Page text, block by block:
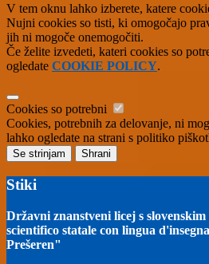
V tem oknu lahko izberete, katere
Nujni cookies so tisti, ki omogočajo
jih ni mogoče onemogočiti.
Če želite izvedeti, kateri cookies so
ogledate COOKIE POLICY.
Cookies so potrebni
Cookies, potrebnih za delovanje, ni
lahko ogledate na strani s politiko
Se strinjam Shrani
Stiki
Državni znanstveni licej s
scientifico statale con lingua
Prešeren"